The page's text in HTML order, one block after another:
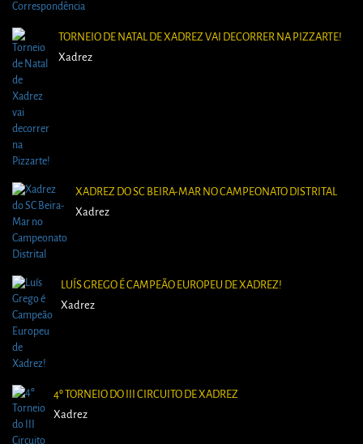
TORNEIO DE NATAL DE XADREZ VAI DECORRER NA PIZZARTE!
Xadrez
XADREZ DO SC BEIRA-MAR NO CAMPEONATO DISTRITAL
Xadrez
LUÍS GREGO É CAMPEÃO EUROPEU DE XADREZ!
Xadrez
4º TORNEIO DO III CIRCUITO DE XADREZ
Xadrez